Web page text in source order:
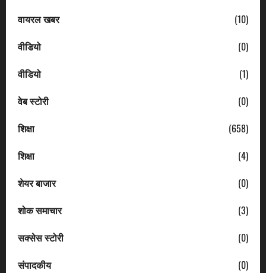
वायरल खबर
(10)
वीडियो
(0)
वीडियो
(1)
वेब स्टोरी
(0)
शिक्षा
(658)
शिक्षा
(4)
शेयर बाजार
(0)
शोक समाचार
(3)
सक्सेस स्टोरी
(0)
संपादकीय
(0)